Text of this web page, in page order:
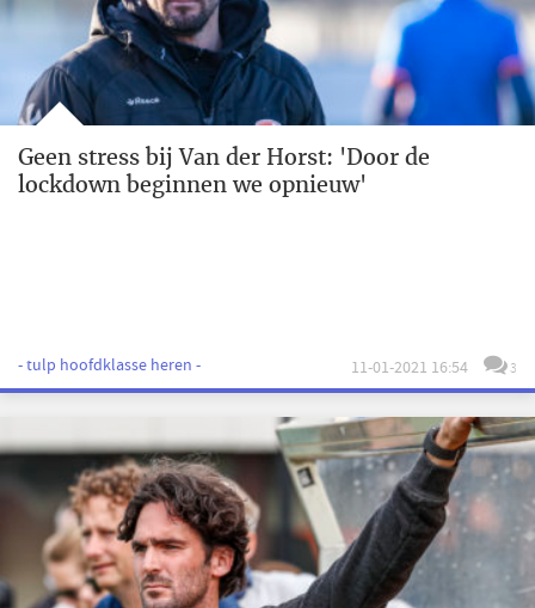
Geen stress bij Van der Horst: 'Door de
lockdown beginnen we opnieuw'
- tulp hoofdklasse heren - 11-01-2021 16:54 3